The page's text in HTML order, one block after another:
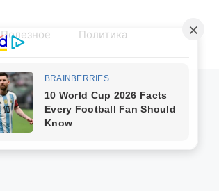
Полезное Политика